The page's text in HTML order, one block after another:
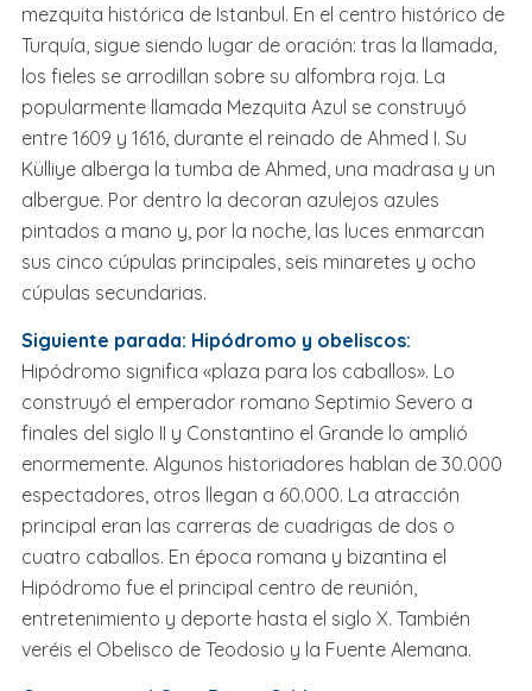
mezquita histórica de Istanbul. En el centro histórico de
Turquía, sigue siendo lugar de oración: tras la llamada,
los fieles se arrodillan sobre su alfombra roja. La
popularmente llamada Mezquita Azul se construyó
entre 1609 y 1616, durante el reinado de Ahmed I. Su
Külliye alberga la tumba de Ahmed, una madrasa y un
albergue. Por dentro la decoran azulejos azules
pintados a mano y, por la noche, las luces enmarcan
sus cinco cúpulas principales, seis minaretes y ocho
cúpulas secundarias.
Siguiente parada: Hipódromo y obeliscos:
Hipódromo significa «plaza para los caballos». Lo
construyó el emperador romano Septimio Severo a
finales del siglo II y Constantino el Grande lo amplió
enormemente. Algunos historiadores hablan de 30.000
espectadores, otros llegan a 60.000. La atracción
principal eran las carreras de cuadrigas de dos o
cuatro caballos. En época romana y bizantina el
Hipódromo fue el principal centro de reunión,
entretenimiento y deporte hasta el siglo X. También
veréis el Obelisco de Teodosio y la Fuente Alemana.